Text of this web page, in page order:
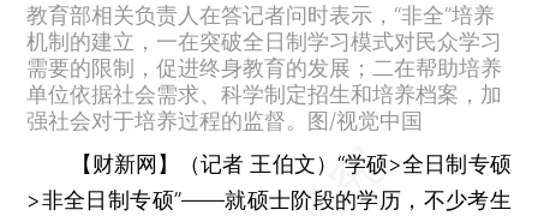
教育部相关负责人在答记者问时表示，“非全”培养
机制的建立，一在突破全日制学习模式对民众学习
需要的限制，促进终身教育的发展；二在帮助培养
单位依据社会需求、科学制定招生和培养档案，加
强社会对于培养过程的监督。图/视觉中国
【财新网】（记者 王伯文） “学硕>全日制专硕
>非全日制专硕”——就硕士阶段的学历，不少考生